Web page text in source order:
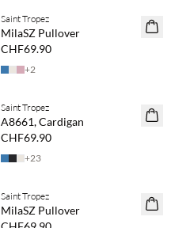
NEUHEITEN
Saint Tropez
MilaSZ Pullover
CHF69.90
+2
NEUHEITEN
Saint Tropez
A8661, Cardigan
CHF69.90
+23
NEUHEITEN
Saint Tropez
MilaSZ Pullover